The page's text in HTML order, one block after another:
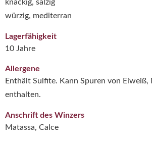
knackig, salzig
würzig, mediterran
Lagerfähigkeit
10 Jahre
Allergene
Enthält Sulfite. Kann Spuren von
enthalten.
Anschrift des Winzers
Matassa, Calce